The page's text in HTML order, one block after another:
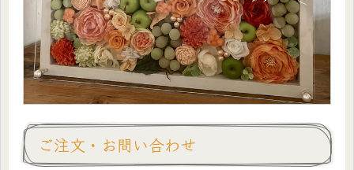
ご注文・お問い合わせ